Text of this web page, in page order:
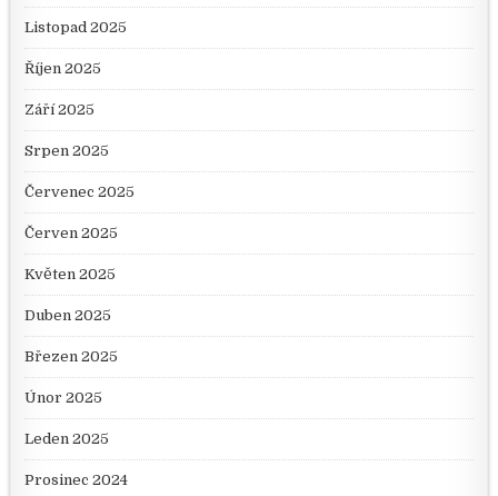
Listopad 2025
Říjen 2025
Září 2025
Srpen 2025
Červenec 2025
Červen 2025
Květen 2025
Duben 2025
Březen 2025
Únor 2025
Leden 2025
Prosinec 2024